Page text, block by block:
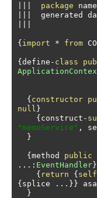
package
generated
{import * from
{define - class
{constructor
null }
{construct -
"memoService" ,
}
{method public
...: EventHandler
{ return {self
{splice ...}} asa
}